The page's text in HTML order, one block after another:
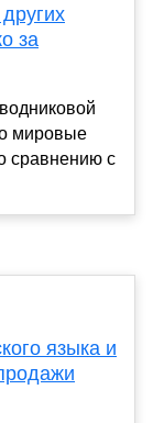
за
мировые
сравнению с
языка и